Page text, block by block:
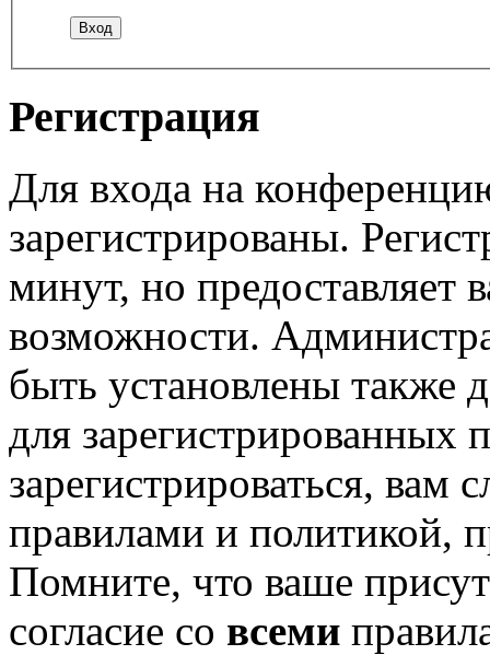
Регистрация
Для входа на
зарегистрированы.
минут, но предоставляет
возможности.
быть установлены также
для зарегистрированных
зарегистрироваться, вам
правилами и политикой,
Помните, что ваше
согласие со всеми